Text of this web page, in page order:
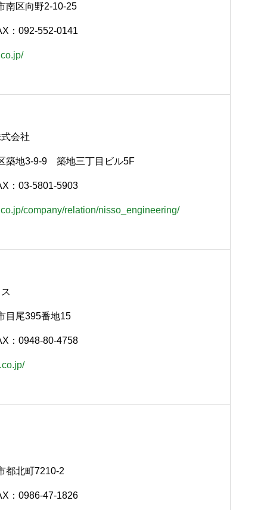
南区向野2-10-25
：092-552-0141
会社
築地3-9-9 築地三丁目ビル5F
：03-5801-5903
company/relation/nisso_engineering/
目尾395番地15
：0948-80-4758
都北町7210-2
：0986-47-1826